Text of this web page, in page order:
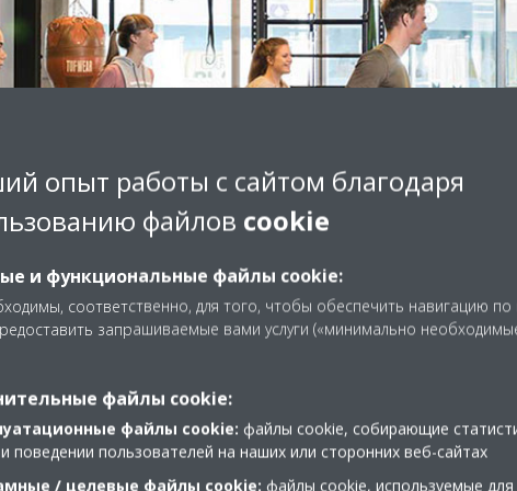
Положитесь на
оборудование для
здорового и
свежего воздуха по
ликовать,
Наши системы
энергию из
циркуляцию
застоявшийся
влажности в
Пользуйтесь
производимой
насоса,
комнат и парилок.
Точное и
является простой
контроллерам.
уровень влажности
ценных произведений
Мы предлагаем
различными
технологическом
охлажденные
содержатся в
тогда как гости
опыт работы с сайтом благодаря
файлов cookie
и функциональные файлы cookie:
соответственно, для того, чтобы обеспечить навигацию
запрашиваемые вами услуги («минимально
файлы cookie:
файлы cookie: файлы cookie, собирающие
поведении пользователей на наших или сторонних веб-сайтах
/ целевые файлы cookie: файлы cookie, используемые для